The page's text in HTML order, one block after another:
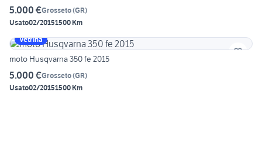
5.000 €Grosseto(GR)
Usato02/20151500 Km
Vetrina
moto Husqvarna 350 fe 2015
5.000 €Grosseto(GR)
Usato02/20151500 Km